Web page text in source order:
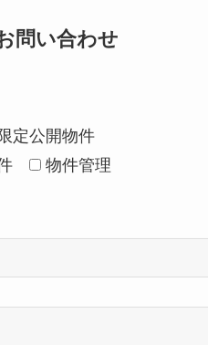
問い合わせ
限定公開物件
物件管理